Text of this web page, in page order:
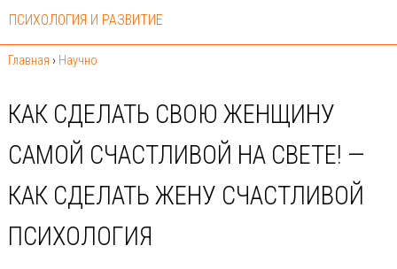
ПСИХОЛОГИЯ И РАЗВИТИЕ
Главная › Научно
КАК СДЕЛАТЬ СВОЮ ЖЕНЩИНУ
САМОЙ СЧАСТЛИВОЙ НА СВЕТЕ! —
КАК СДЕЛАТЬ ЖЕНУ СЧАСТЛИВОЙ
ПСИХОЛОГИЯ